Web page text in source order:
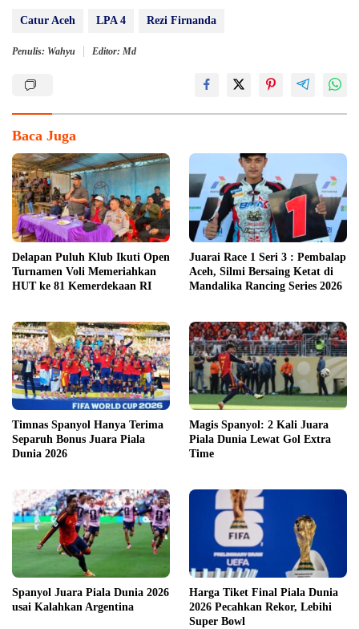
Catur Aceh LPA 4 Rezi Firnanda
Penulis: Wahyu Editor: Md
Baca Juga
Delapan Puluh Klub Ikuti Open
Turnamen Voli Memeriahkan
HUT ke 81 Kemerdekaan RI
Juarai Race 1 Seri 3 : Pembalap
Aceh, Silmi Bersaing Ketat di
Mandalika Rancing Series 2026
Timnas Spanyol Hanya Terima
Separuh Bonus Juara Piala
Dunia 2026
Magis Spanyol: 2 Kali Juara
Piala Dunia Lewat Gol Extra
Time
Spanyol Juara Piala Dunia 2026
usai Kalahkan Argentina
Harga Tiket Final Piala Dunia
2026 Pecahkan Rekor, Lebihi
Super Bowl